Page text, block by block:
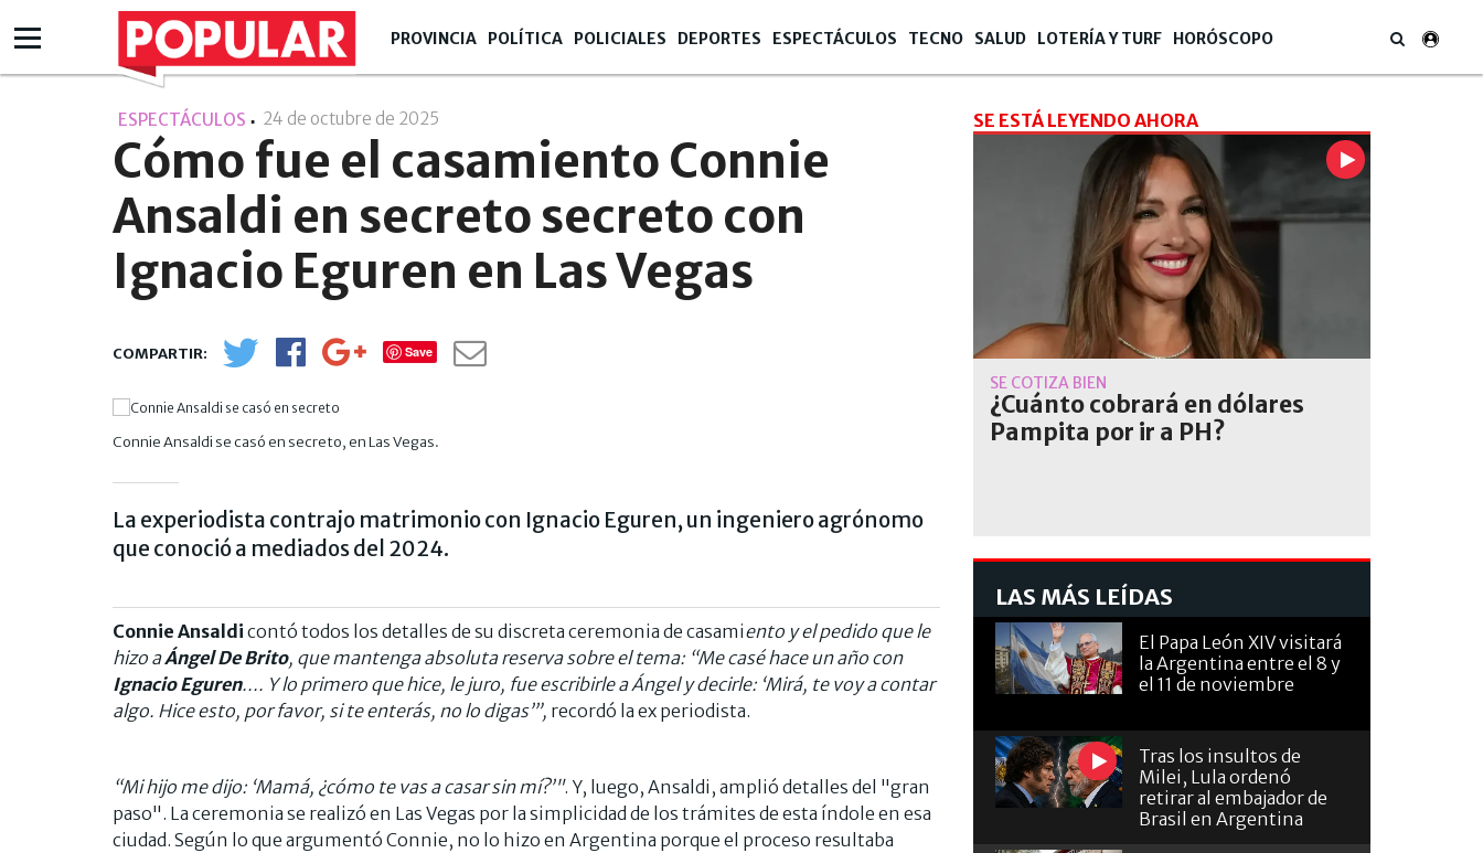
PROVINCIA POLÍTICA POLICIALES DEPORTES ESPECTÁCULOS TECNO SALUD LOTERÍA Y TURF HORÓSCOPO
ESPECTÁCULOS 24 de octubre de 2025
Cómo fue el casamiento Connie
Ansaldi en secreto secreto con
Ignacio Eguren en Las Vegas
Save
Connie Ansaldi se casó en secreto, en Las Vegas.
La experiodista contrajo matrimonio con Ignacio Eguren, un ingeniero agrónomo
que conoció a mediados del 2024.
Connie Ansaldi contó todos los detalles de su discreta ceremonia de casamiento y el pedido que le
hizo aÁngel De Brito, que mantenga absoluta reserva sobre el tema: “Me casé hace un año con
Ignacio Eguren.... Y lo primero que hice, le juro, fue escribirle a Ángel y decirle: ‘Mirá, te voy a contar
algo. Hice esto, por favor, si te enterás, no lo digas’”, recordó la ex periodista.
“Mi hijo me dijo: ‘Mamá, ¿cómo te vas a casar sin mí?’". Y, luego, Ansaldi, amplió detalles del "gran
paso". La ceremonia se realizó en Las Vegas por la simplicidad de los trámites de esta índole en esa
ciudad. Según lo que argumentó Connie, no lo hizo en Argentina porque el proceso resultaba
SE ESTÁ LEYENDO AHORA
SE COTIZA BIEN
¿Cuánto cobrará en dólares
Pampita por ir a PH?
LAS MÁS LEÍDAS
El Papa León XIV visitará
la Argentina entre el 8 y
el 11 de noviembre
Tras los insultos de
Milei, Lula ordenó
retirar al embajador de
Brasil en Argentina